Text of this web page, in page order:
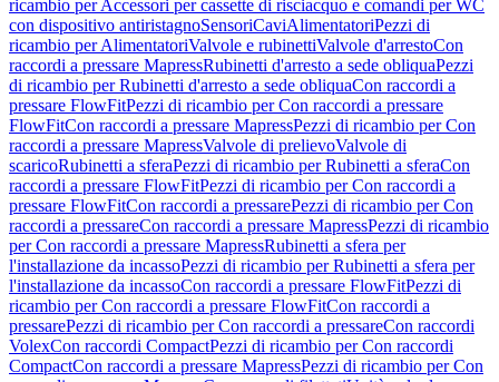
ricambio per Accessori per cassette di risciacquo e comandi per WC
con dispositivo antiristagnoSensoriCaviAlimentatoriPezzi di
ricambio per AlimentatoriValvole e rubinettiValvole d'arrestoCon
raccordi a pressare MapressRubinetti d'arresto a sede obliquaPezzi
di ricambio per Rubinetti d'arresto a sede obliquaCon raccordi a
pressare FlowFitPezzi di ricambio per Con raccordi a pressare
FlowFitCon raccordi a pressare MapressPezzi di ricambio per Con
raccordi a pressare MapressValvole di prelievoValvole di
scaricoRubinetti a sferaPezzi di ricambio per Rubinetti a sferaCon
raccordi a pressare FlowFitPezzi di ricambio per Con raccordi a
pressare FlowFitCon raccordi a pressarePezzi di ricambio per Con
raccordi a pressareCon raccordi a pressare MapressPezzi di ricambio
per Con raccordi a pressare MapressRubinetti a sfera per
l'installazione da incassoPezzi di ricambio per Rubinetti a sfera per
l'installazione da incassoCon raccordi a pressare FlowFitPezzi di
ricambio per Con raccordi a pressare FlowFitCon raccordi a
pressarePezzi di ricambio per Con raccordi a pressareCon raccordi
VolexCon raccordi CompactPezzi di ricambio per Con raccordi
CompactCon raccordi a pressare MapressPezzi di ricambio per Con